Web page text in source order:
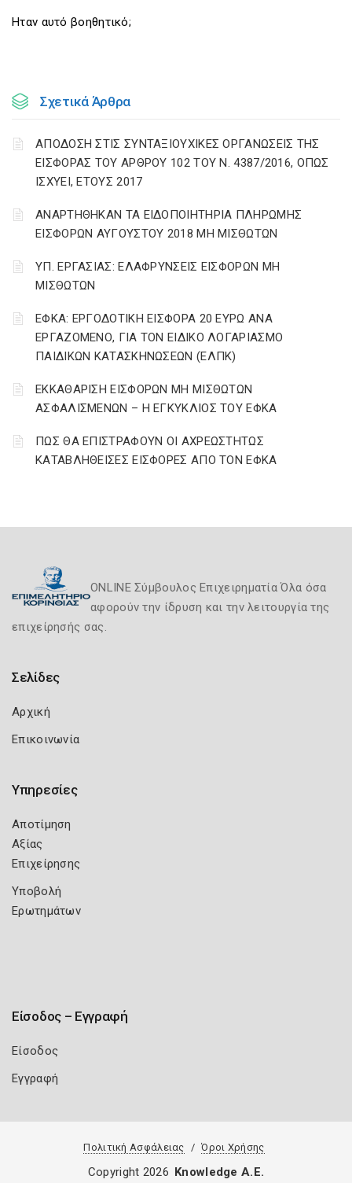
Ηταν αυτό βοηθητικό;
Σχετικά Άρθρα
ΑΠΟΔΟΣΗ ΣΤΙΣ ΣΥΝΤΑΞΙΟΥΧΙΚΕΣ ΟΡΓΑΝΩΣΕΙΣ ΤΗΣ
ΕΙΣΦΟΡΑΣ ΤΟΥ ΑΡΘΡΟΥ 102 ΤΟΥ Ν. 4387/2016, ΟΠΩΣ
ΙΣΧΥΕΙ, ΕΤΟΥΣ 2017
ΑΝΑΡΤΗΘΗΚΑΝ ΤΑ ΕΙΔΟΠΟΙΗΤΗΡΙΑ ΠΛΗΡΩΜΗΣ
ΕΙΣΦΟΡΩΝ ΑΥΓΟΥΣΤΟΥ 2018 ΜΗ ΜΙΣΘΩΤΩΝ
ΥΠ. ΕΡΓΑΣΙΑΣ: ΕΛΑΦΡΥΝΣΕΙΣ ΕΙΣΦΟΡΩΝ ΜΗ
ΜΙΣΘΩΤΩΝ
ΕΦΚΑ: ΕΡΓΟΔΟΤΙΚΗ ΕΙΣΦΟΡΑ 20 ΕΥΡΩ ΑΝΑ
ΕΡΓΑΖΟΜΕΝΟ, ΓΙΑ ΤΟΝ ΕΙΔΙΚΟ ΛΟΓΑΡΙΑΣΜΟ
ΠΑΙΔΙΚΩΝ ΚΑΤΑΣΚΗΝΩΣΕΩΝ (ΕΛΠΚ)
ΕΚΚΑΘΑΡΙΣΗ ΕΙΣΦΟΡΩΝ ΜΗ ΜΙΣΘΩΤΩΝ
ΑΣΦΑΛΙΣΜΕΝΩΝ – Η ΕΓΚΥΚΛΙΟΣ ΤΟΥ ΕΦΚΑ
ΠΩΣ ΘΑ ΕΠΙΣΤΡΑΦΟΥΝ ΟΙ ΑΧΡΕΩΣΤΗΤΩΣ
ΚΑΤΑΒΛΗΘΕΙΣΕΣ ΕΙΣΦΟΡΕΣ ΑΠΟ ΤΟΝ ΕΦΚΑ
ONLINE Σύμβουλος Επιχειρηματία Όλα όσα
αφορούν την ίδρυση και την λειτουργία της
επιχείρησής σας.
Σελίδες
Αρχική
Επικοινωνία
Υπηρεσίες
Αποτίμηση
Αξίας
Επιχείρησης
Υποβολή
Ερωτημάτων
Είσοδος – Εγγραφή
Είσοδος
Εγγραφή
Πολιτική Ασφάλειας Όροι Χρήσης
Copyright 2026 Knowledge A.E.